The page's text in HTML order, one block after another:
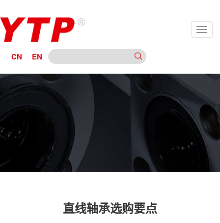
CN EN
直线轴承选购要点